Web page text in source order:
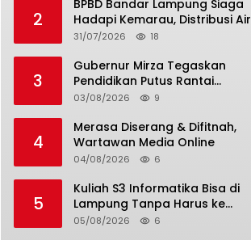
2
BPBD Bandar Lampung Siaga
Hadapi Kemarau, Distribusi Air
31/07/2026 18
3
Gubernur Mirza Tegaskan
Pendidikan Putus Rantai
Kemiskinan
03/08/2026 9
4
Merasa Diserang & Difitnah,
Wartawan Media Online
04/08/2026 6
5
Kuliah S3 Informatika Bisa di
Lampung Tanpa Harus ke
Luar Daerah
05/08/2026 6